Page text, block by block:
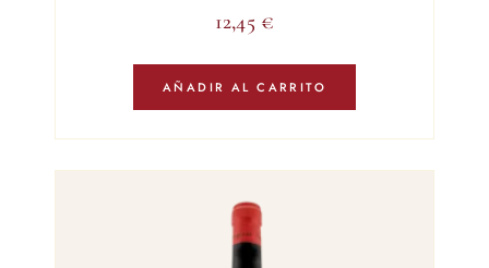
12,45 €
AÑADIR AL CARRITO